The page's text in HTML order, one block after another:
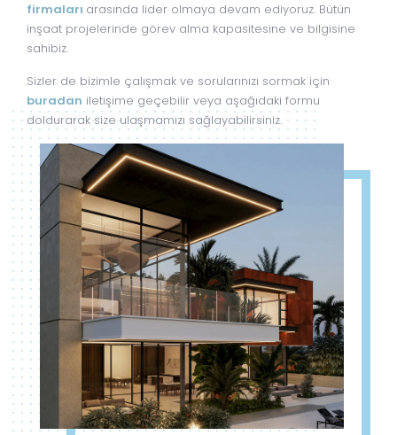
firmaları arasında lider olmaya devam ediyoruz. Bütün
inşaat projelerinde görev alma kapasitesine ve bilgisine
sahibiz.
Sizler de bizimle çalışmak ve sorularınızı sormak için
buradan iletişime geçebilir veya aşağıdaki formu
doldurarak size ulaşmamızı sağlayabilirsiniz.